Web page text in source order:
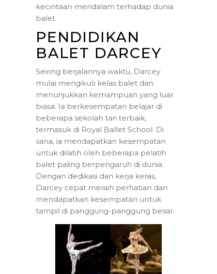
kecintaan mendalam terhadap dunia
balet.
PENDIDIKAN
BALET DARCEY
Seiring berjalannya waktu, Darcey
mulai mengikuti kelas balet dan
menunjukkan kemampuan yang luar
biasa. Ia berkesempatan belajar di
beberapa sekolah tari terbaik,
termasuk di Royal Ballet School. Di
sana, ia mendapatkan kesempatan
untuk dilatih oleh beberapa pelatih
balet paling berpengaruh di dunia.
Dengan dedikasi dan kerja keras,
Darcey cepat meraih perhatian dan
mendapatkan kesempatan untuk
tampil di panggung-panggung besar.